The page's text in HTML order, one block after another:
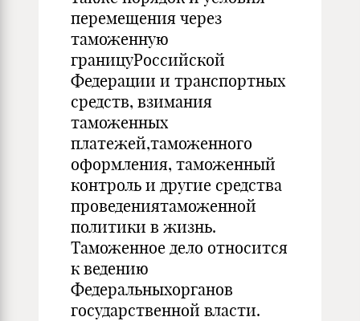
перемещения через
таможенную
границуРоссийской
Федерации и транспортных
средств, взимания
таможенных
платежей,таможенного
оформления, таможенный
контроль и другие средства
проведениятаможенной
политики в жизнь.
Таможенное дело относится
к ведению
Федеральныхорганов
государственной власти.